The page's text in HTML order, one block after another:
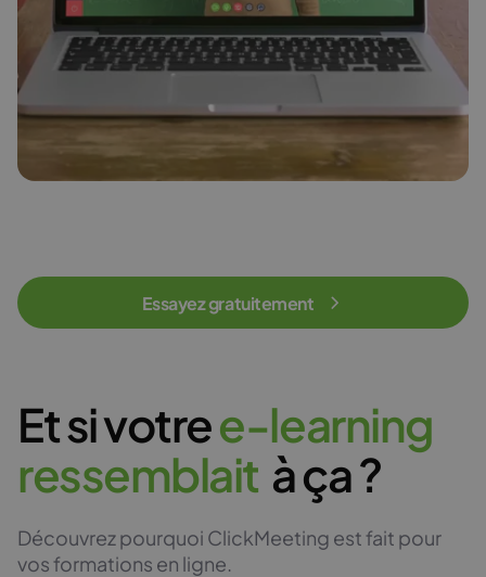
Essayez gratuitement
Et si votree-learning
ressemblait à ça ?
Découvrez pourquoi ClickMeeting est fait pour
vos formations en ligne.